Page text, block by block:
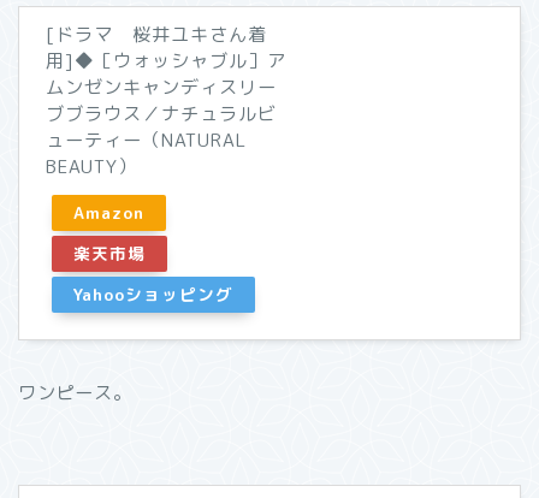
[ドラマ 桜井ユキさん着
用]◆［ウォッシャブル］ア
ムンゼンキャンディスリー
ブブラウス／ナチュラルビ
ューティー（NATURAL
BEAUTY）
Amazon
楽天市場
Yahooショッピング
ワンピース。